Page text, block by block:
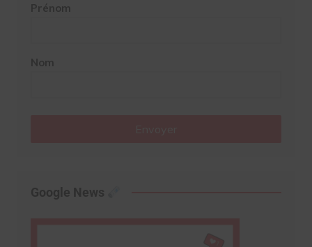
Prénom
Nom
Google News